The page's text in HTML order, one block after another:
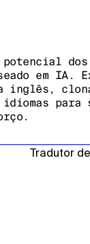
dos
em IA.
inglês,
idiomas